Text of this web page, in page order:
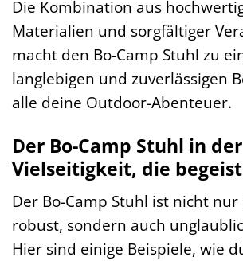
Die Kombination aus
Materialien und sorgfältiger
macht den Bo-Camp Stuhl zu
langlebigen und zuverlässigen
alle deine Outdoor-Abenteuer.
Der Bo-Camp Stuhl in
Vielseitigkeit, die
Der Bo-Camp Stuhl ist nicht
robust, sondern auch
Hier sind einige Beispiele, wie